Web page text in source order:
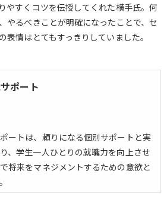
やすくコツを伝授してくれた横手氏。何
やるべきことが明確になったことで、セ
表情はとてもすっきりしていました。
ポート
ートは、頼りになる個別サポートと実
、学生一人ひとりの就職力を向上させ
将来をマネジメントするための意欲と